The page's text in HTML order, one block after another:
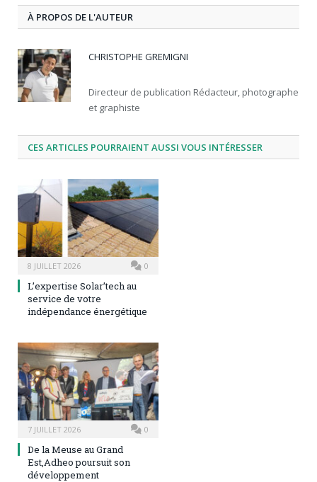
À PROPOS DE L'AUTEUR
CHRISTOPHE GREMIGNI
Directeur de publication Rédacteur, photographe
et graphiste
CES ARTICLES POURRAIENT AUSSI VOUS INTÉRESSER
8 JUILLET 2026 0
L’expertise Solar’tech au
service de votre
indépendance énergétique
7 JUILLET 2026 0
De la Meuse au Grand
Est,Adheo poursuit son
développement